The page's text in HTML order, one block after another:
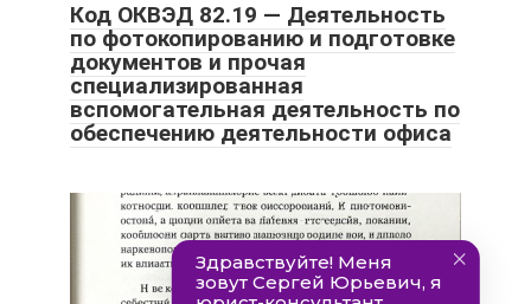
Код ОКВЭД 82.19 — Деятельность
по фотокопированию и подготовке
документов и прочая
специализированная
вспомогательная деятельность по
обеспечению деятельности офиса